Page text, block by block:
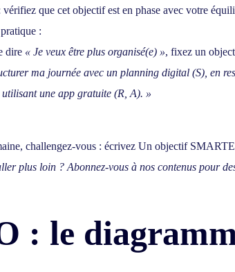
que cet objectif est en phase avec votre
:
dire « Je veux être plus organisé(e) », fixez un
ma journée avec un planning digital (S), en
une app gratuite (R, A). »
challengez-vous : écrivez Un objectif SMARTE
plus loin ? Abonnez-vous à nos contenus pour
: le